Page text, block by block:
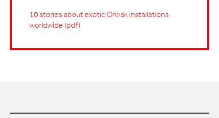
10 stories about exotic Orwak installations
worldwide (pdf)